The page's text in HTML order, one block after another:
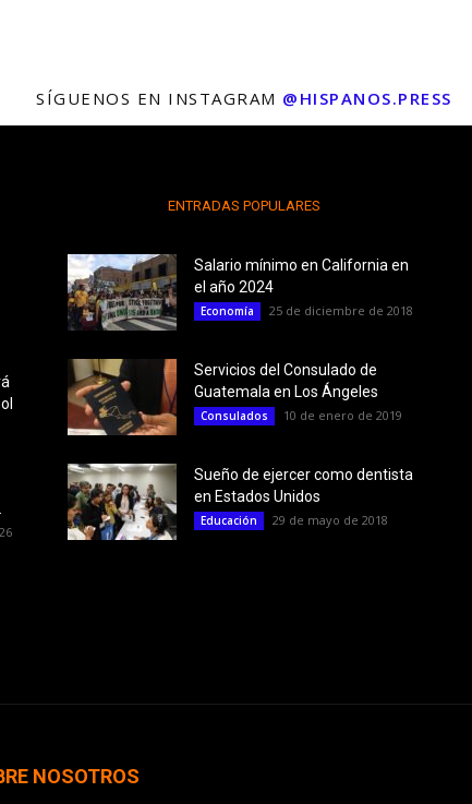
SÍGUENOS EN INSTAGRAM @HISPANOS.PRESS
ENTRADAS POPULARES
Salario mínimo en California en
el año 2024
Economía 25 de diciembre de 2018
Servicios del Consulado de
Guatemala en Los Ángeles
Consulados 10 de enero de 2019
Sueño de ejercer como dentista
en Estados Unidos
Educación 29 de mayo de 2018
NOSOTROS